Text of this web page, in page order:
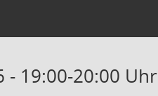
- 19:00-20:00 Uhr